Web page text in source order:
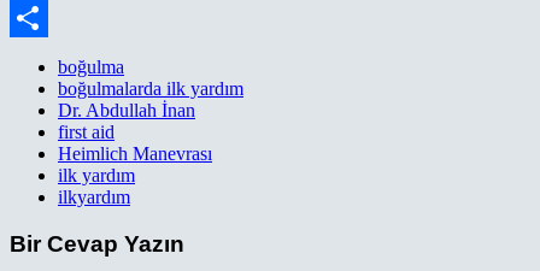
WhatsApp
Paylaş
boğulma
boğulmalarda ilk yardım
Dr. Abdullah İnan
first aid
Heimlich Manevrası
ilk yardım
ilkyardım
Bir Cevap Yazın